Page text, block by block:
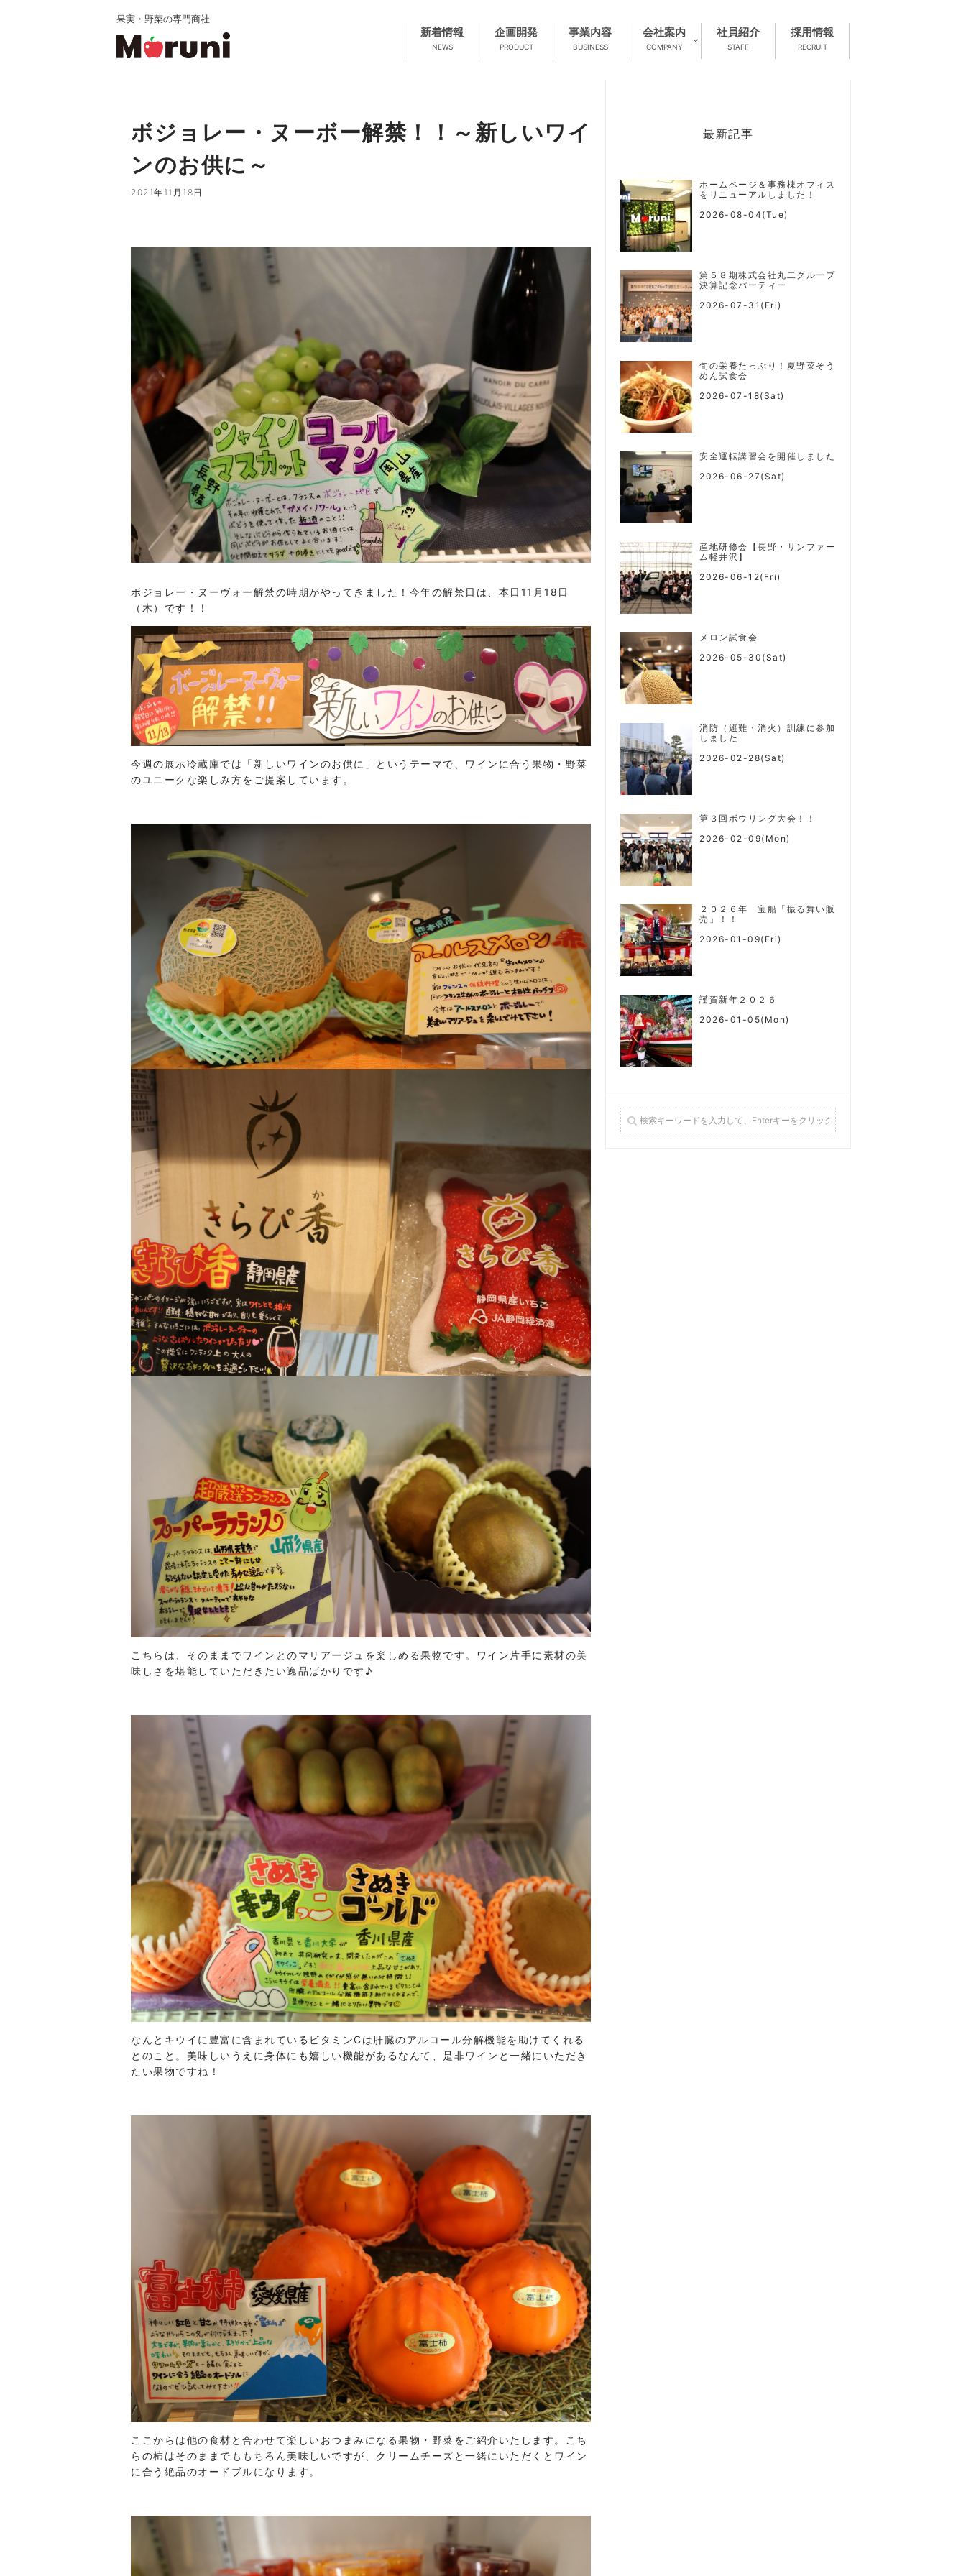
果実・野菜の専門商社
新着情報
NEWS
企画開発
PRODUCT
事業内容
BUSINESS
会社案内
COMPANY
社員紹介
STAFF
採用情報
RECRUIT
ボジョレー・ヌーボー解禁！！～新しいワイ
ンのお供に～
2021年11月18日
ボジョレー・ヌーヴォー解禁の時期がやってきました！今年の解禁日は、本日11月18日
（木）です！！
今週の展示冷蔵庫では「新しいワインのお供に」というテーマで、ワインに合う果物・野菜
のユニークな楽しみ方をご提案しています。
こちらは、そのままでワインとのマリアージュを楽しめる果物です。ワイン片手に素材の美
味しさを堪能していただきたい逸品ばかりです♪
なんとキウイに豊富に含まれているビタミンCは肝臓のアルコール分解機能を助けてくれる
とのこと。美味しいうえに身体にも嬉しい機能があるなんて、是非ワインと一緒にいただき
たい果物ですね！
ここからは他の食材と合わせて楽しいおつまみになる果物・野菜をご紹介いたします。こち
らの柿はそのままでももちろん美味しいですが、クリームチーズと一緒にいただくとワイン
に合う絶品のオードブルになります。
最新記事
ホームページ＆事務棟オフィス
をリニューアルしました！
2026-08-04(Tue)
第５８期株式会社丸二グループ
決算記念パーティー
2026-07-31(Fri)
旬の栄養たっぷり！夏野菜そう
めん試食会
2026-07-18(Sat)
安全運転講習会を開催しました
2026-06-27(Sat)
産地研修会【長野・サンファー
ム軽井沢】
2026-06-12(Fri)
メロン試食会
2026-05-30(Sat)
消防（避難・消火）訓練に参加
しました
2026-02-28(Sat)
第３回ボウリング大会！！
2026-02-09(Mon)
２０２６年 宝船「振る舞い販
売」！！
2026-01-09(Fri)
謹賀新年２０２６
2026-01-05(Mon)